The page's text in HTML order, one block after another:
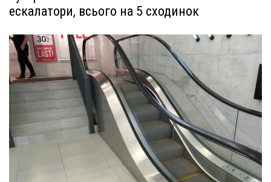
ескалатори, всього на 5 сходинок